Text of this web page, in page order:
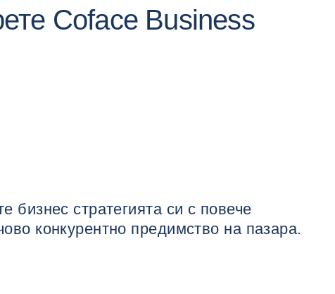
Coface Business
бизнес стратегията си с повече
конкурентно предимство на пазара.